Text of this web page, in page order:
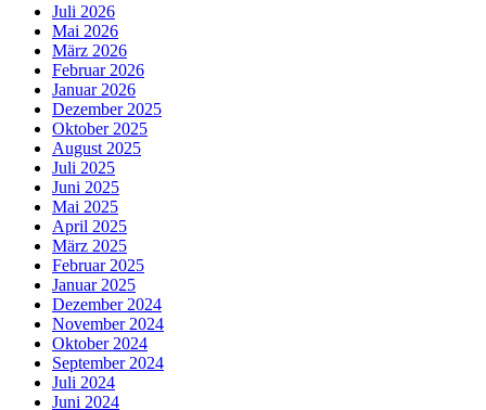
Juli 2026
Mai 2026
März 2026
Februar 2026
Januar 2026
Dezember 2025
Oktober 2025
August 2025
Juli 2025
Juni 2025
Mai 2025
April 2025
März 2025
Februar 2025
Januar 2025
Dezember 2024
November 2024
Oktober 2024
September 2024
Juli 2024
Juni 2024